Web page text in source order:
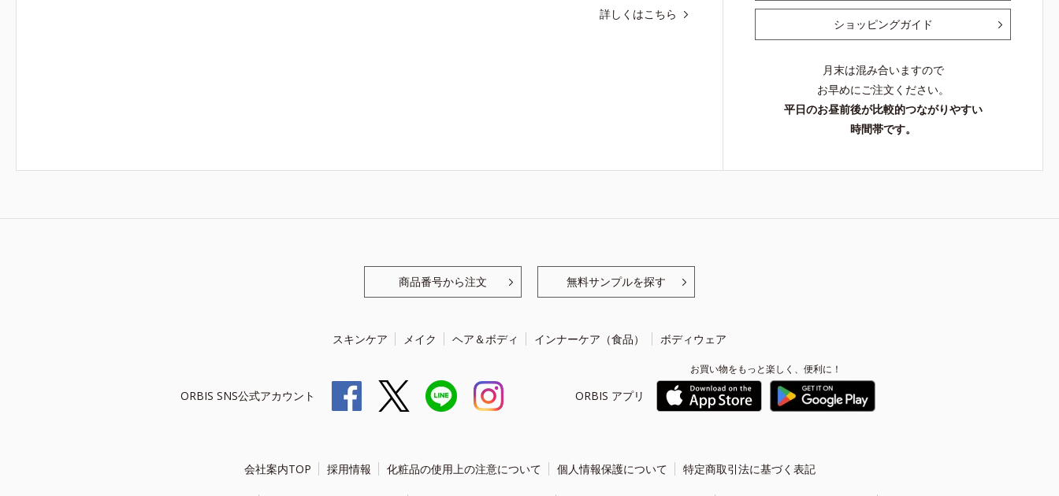
詳しくはこちら
ショッピングガイド
月末は混み合いますので
お早めにご注文ください。
平日のお昼前後が比較的つながりやすい
時間帯です。
商品番号から注文 無料サンプルを探す
スキンケア メイク ヘア＆ボディ インナーケア（食品） ボディウェア
ORBIS SNS公式アカウント ORBIS アプリ
お買い物をもっと楽しく、便利に！
会社案内TOP 採用情報 化粧品の使用上の注意について 個人情報保護について 特定商取引法に基づく表記